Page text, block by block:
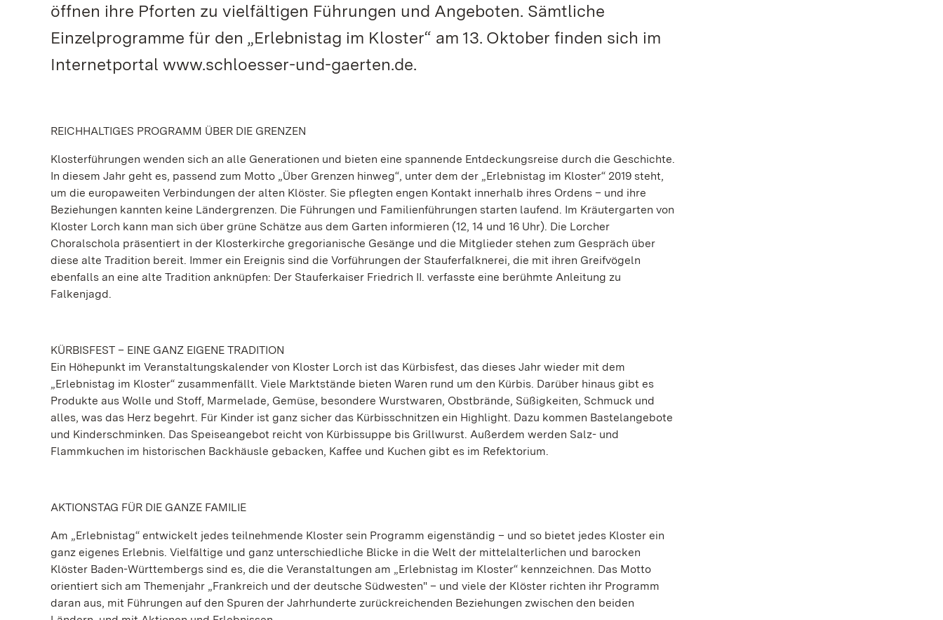
öffnen ihre Pforten zu vielfältigen Führungen und Angeboten. Sämtliche
Einzelprogramme für den „Erlebnistag im Kloster“ am 13. Oktober finden sich im
Internetportal www.schloesser-und-gaerten.de.
REICHHALTIGES PROGRAMM ÜBER DIE GRENZEN
Klosterführungen wenden sich an alle Generationen und bieten eine spannende Entdeckungsreise durch die Geschichte.
In diesem Jahr geht es, passend zum Motto „Über Grenzen hinweg“, unter dem der „Erlebnistag im Kloster“ 2019 steht,
um die europaweiten Verbindungen der alten Klöster. Sie pflegten engen Kontakt innerhalb ihres Ordens – und ihre
Beziehungen kannten keine Ländergrenzen. Die Führungen und Familienführungen starten laufend. Im Kräutergarten von
Kloster Lorch kann man sich über grüne Schätze aus dem Garten informieren (12, 14 und 16 Uhr). Die Lorcher
Choralschola präsentiert in der Klosterkirche gregorianische Gesänge und die Mitglieder stehen zum Gespräch über
diese alte Tradition bereit. Immer ein Ereignis sind die Vorführungen der Stauferfalknerei, die mit ihren Greifvögeln
ebenfalls an eine alte Tradition anknüpfen: Der Stauferkaiser Friedrich II. verfasste eine berühmte Anleitung zu
Falkenjagd.
KÜRBISFEST – EINE GANZ EIGENE TRADITION
Ein Höhepunkt im Veranstaltungskalender von Kloster Lorch ist das Kürbisfest, das dieses Jahr wieder mit dem
„Erlebnistag im Kloster“ zusammenfällt. Viele Marktstände bieten Waren rund um den Kürbis. Darüber hinaus gibt es
Produkte aus Wolle und Stoff, Marmelade, Gemüse, besondere Wurstwaren, Obstbrände, Süßigkeiten, Schmuck und
alles, was das Herz begehrt. Für Kinder ist ganz sicher das Kürbisschnitzen ein Highlight. Dazu kommen Bastelangebote
und Kinderschminken. Das Speiseangebot reicht von Kürbissuppe bis Grillwurst. Außerdem werden Salz- und
Flammkuchen im historischen Backhäusle gebacken, Kaffee und Kuchen gibt es im Refektorium.
AKTIONSTAG FÜR DIE GANZE FAMILIE
Am „Erlebnistag“ entwickelt jedes teilnehmende Kloster sein Programm eigenständig – und so bietet jedes Kloster ein
ganz eigenes Erlebnis. Vielfältige und ganz unterschiedliche Blicke in die Welt der mittelalterlichen und barocken
Klöster Baden-Württembergs sind es, die die Veranstaltungen am „Erlebnistag im Kloster“ kennzeichnen. Das Motto
orientiert sich am Themenjahr „Frankreich und der deutsche Südwesten" – und viele der Klöster richten ihr Programm
daran aus, mit Führungen auf den Spuren der Jahrhunderte zurückreichenden Beziehungen zwischen den beiden